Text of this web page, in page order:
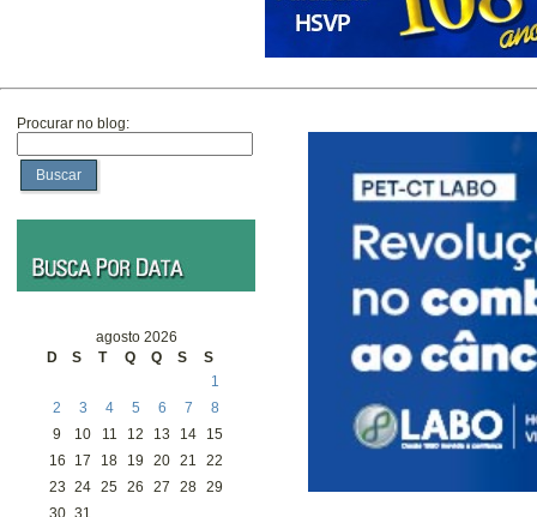
Procurar no blog:
Buscar
agosto 2026
D
S T Q Q S
S
1
2
3 4 5 6 7
8
9
10 11 12 13 14
15
16
17 18 19 20 21
22
23 24 25 26 27 28 29
30 31